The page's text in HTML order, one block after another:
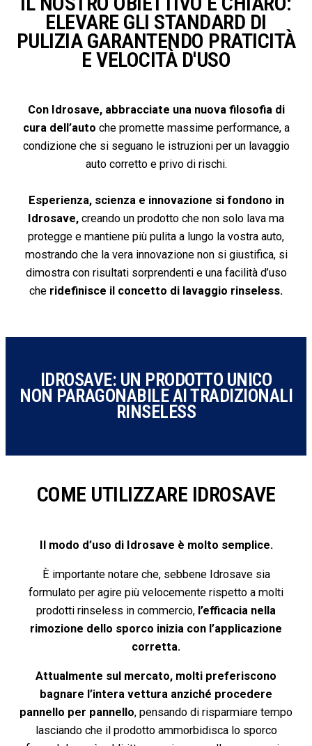
ELEVARE GLI STANDARD DI
PULIZIA GARANTENDO PRATICITÀ
E VELOCITÀ D'USO
Con Idrosave, abbracciate una nuova filosofia di
cura dell’auto che promette massime performance, a
condizione che si seguano le istruzioni per un lavaggio
auto corretto e privo di rischi.
Esperienza, scienza e innovazione si fondono in
Idrosave, creando un prodotto che non solo lava ma
protegge e mantiene più pulita a lungo la vostra auto,
mostrando che la vera innovazione non si giustifica, si
dimostra con risultati sorprendenti e una facilità d’uso
che ridefinisce il concetto di lavaggio rinseless.
IDROSAVE: UN PRODOTTO UNICO
NON PARAGONABILE AI TRADIZIONALI
RINSELESS
COME UTILIZZARE IDROSAVE
Il modo d’uso di Idrosave è molto semplice.
È importante notare che, sebbene Idrosave sia
formulato per agire più velocemente rispetto a molti
prodotti rinseless in commercio, l’efficacia nella
rimozione dello sporco inizia con l’applicazione
corretta.
Attualmente sul mercato, molti preferiscono
bagnare l’intera vettura anziché procedere
pannello per pannello, pensando di risparmiare tempo
lasciando che il prodotto ammorbidisca lo sporco